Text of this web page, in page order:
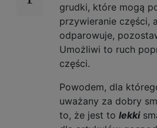
grudki, które mogą
przywieranie części,
odparowuje,
Umożliwi to ruch
części.
Powodem, dla
uważany za dobry
to, że jest to lekki